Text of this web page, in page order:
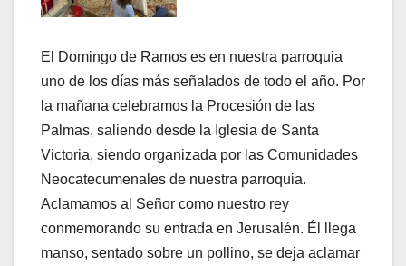
El Domingo de Ramos es en nuestra parroquia
uno de los días más señalados de todo el año. Por
la mañana celebramos la Procesión de las
Palmas, saliendo desde la Iglesia de Santa
Victoria, siendo organizada por las Comunidades
Neocatecumenales de nuestra parroquia.
Aclamamos al Señor como nuestro rey
conmemorando su entrada en Jerusalén. Él llega
manso, sentado sobre un pollino, se deja aclamar